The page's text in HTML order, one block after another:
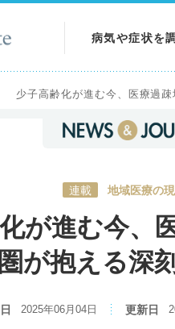
病気や症状を
症状を調べる
少子高齢化が進む今、医療過
連載 地域医療の
が進む今、
が抱える深
2025年06月04日 更新日